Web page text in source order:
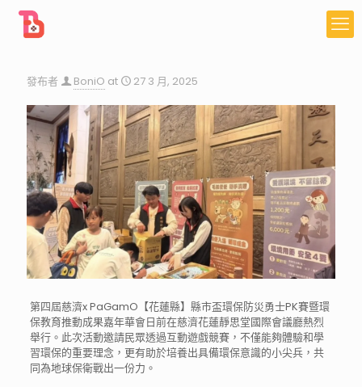
發布者 BoniO at 27 3 月, 2025
第四屆慈濟x PaGamO【花蓮縣】縣市盃環保防災勇士PK賽暨環
保教育推動成果嘉年華會日前在慈濟花蓮靜思堂國際會議廳熱烈
舉行。此次活動邀請民眾透過互動遊戲競賽，不僅能夠體驗和學
習環保的重要理念，更有助於培養出具備環保意識的小尖兵，共
同為地球保衛戰出一份力。